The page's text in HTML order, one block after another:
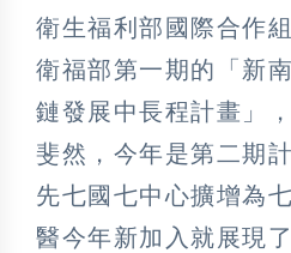
衛生福利部國際合作
衛福部第一期的「新
鏈發展中長程計畫」
斐然，今年是第二期
先七國七中心擴增為
醫今年新加入就展現